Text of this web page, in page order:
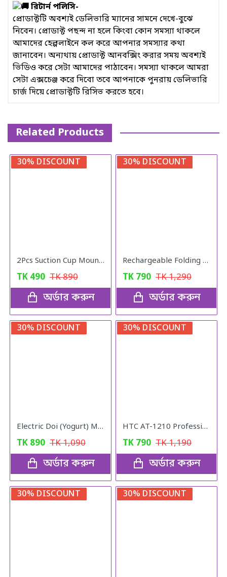
রিটার্ন পলিসি-
প্রোডাক্টটি অবশ্যই ডেলিভারি ম্যানের সামনে দেখে-বুঝে
নিবেন। প্রোডাক্ট পছন্দ না হলে কিংবা কোন সমস্যা থাকলে
আমাদের হেল্পলাইনে কল করে আপনার সমস্যার কথা
জানাবেন। অন্যথায় প্রোডাক্ট আনবক্সিং করার সময় অবশ্যই
ভিডিও করে সেটা আমাদের পাঠাবেন। সমস্যা থাকলে আমরা
সেটা এক্সচেঞ্জ করে দিবো তবে আপনাকে পুনরায় ডেলিভারি
চার্জ দিয়ে প্রোডাক্টটি রিসিভ করতে হবে।
Related Products
30% DISCOUNT
2Pcs Suction Cup Mount Car Blind Spot Mirror Wide Rear View Mirror
TK 490 TK890
অর্ডার করুন
30% DISCOUNT
Rechargeable Folding Fan LR-2018
TK 790 TK1,290
অর্ডার করুন
30% DISCOUNT
Electric Doi (Yogurt) Maker
TK 890 TK1,090
অর্ডার করুন
30% DISCOUNT
HTC AT-1210 Professional Hair Clipper Trimmer for Men
TK 790 TK1,190
অর্ডার করুন
30% DISCOUNT 30% DISCOUNT